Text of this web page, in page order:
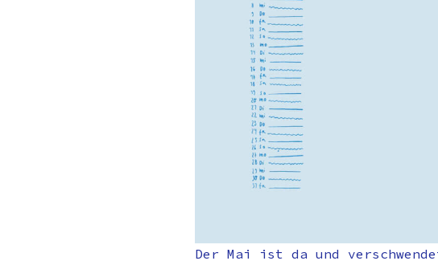
Der Mai ist da und